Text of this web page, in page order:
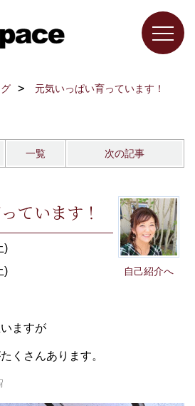
元気いっぱい育っています！
一覧 次の記事
自己紹介へ
ています！
)
)
ますが
くさんあります。